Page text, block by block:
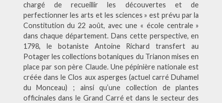
chargé de recueillir les découvertes et de
perfectionner les arts et les sciences » est prévu par la
Constitution du 22 août, avec une « école centrale »
dans chaque département. Dans cette perspective, en
1798, le botaniste Antoine Richard transfert au
Potager les collections botaniques du Trianon mises en
place par son père Claude. Une pépinière nationale est
créée dans le Clos aux asperges (actuel carré Duhamel
du Monceau) ; ainsi qu’une collection de plantes
officinales dans le Grand Carré et dans le secteur des